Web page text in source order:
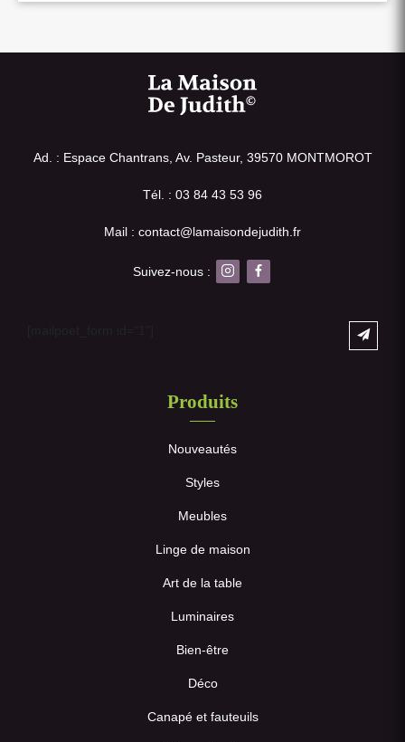
Ad. : Espace Chantrans, Av. Pasteur, 39570 MONTMOROT
Tél. : 03 84 43 53 96
Mail : contact@lamaisondejudith.fr
Suivez-nous :
Produits
Nouveautés
Styles
Meubles
Linge de maison
Art de la table
Luminaires
Bien-être
Déco
Canapé et fauteuils